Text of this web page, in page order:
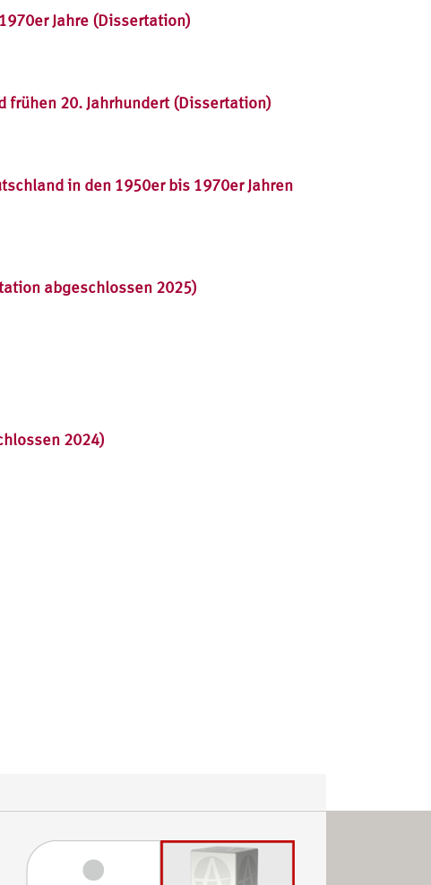
Jahre (Dissertation)
20. Jahrhundert (Dissertation)
in den 1950er bis 1970er Jahren
abgeschlossen 2025)
2024)